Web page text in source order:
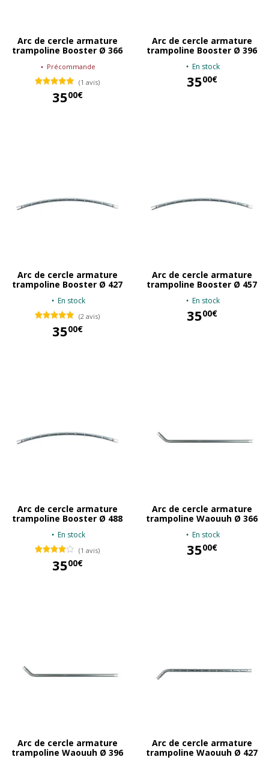
Arc de cercle armature
trampoline Booster Ø 366
Précommande
(1 avis)
3500€
Arc de cercle armature
trampoline Booster Ø 396
En stock
3500€
Arc de cercle armature
trampoline Booster Ø 427
En stock
(2 avis)
3500€
Arc de cercle armature
trampoline Booster Ø 457
En stock
3500€
Arc de cercle armature
trampoline Booster Ø 488
En stock
(1 avis)
3500€
Arc de cercle armature
trampoline Waouuh Ø 366
En stock
3500€
Arc de cercle armature
trampoline Waouuh Ø 396
Arc de cercle armature
trampoline Waouuh Ø 427